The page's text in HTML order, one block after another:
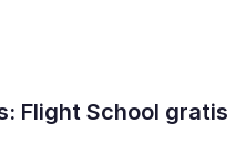
Flight School gratis